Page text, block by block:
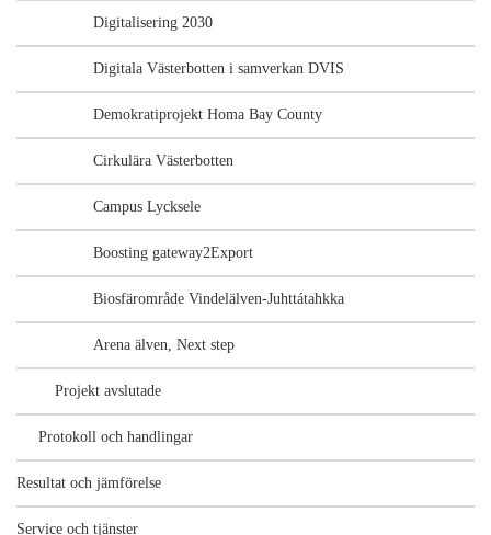
Digitalisering 2030
Digitala Västerbotten i samverkan DVIS
Demokratiprojekt Homa Bay County
Cirkulära Västerbotten
Campus Lycksele
Boosting gateway2Export
Biosfärområde Vindelälven-Juhttátahkka
Arena älven, Next step
Projekt avslutade
Protokoll och handlingar
Resultat och jämförelse
Service och tjänster